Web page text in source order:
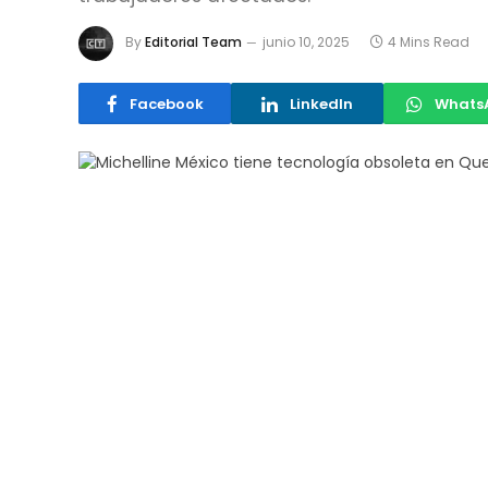
ByEditorial Team junio 10, 2025 4 Mins Read
Facebook LinkedIn